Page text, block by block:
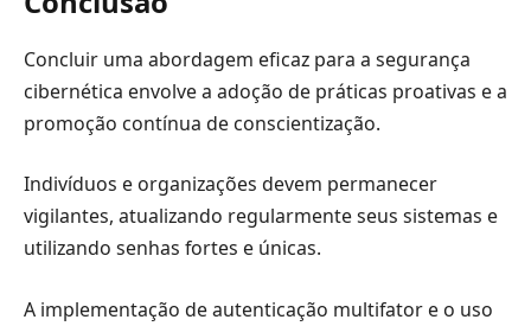
Concluir uma abordagem eficaz para a segurança
cibernética envolve a adoção de práticas proativas e a
promoção contínua de conscientização.
Indivíduos e organizações devem permanecer
vigilantes, atualizando regularmente seus sistemas e
utilizando senhas fortes e únicas.
A implementação de autenticação multifator e o uso